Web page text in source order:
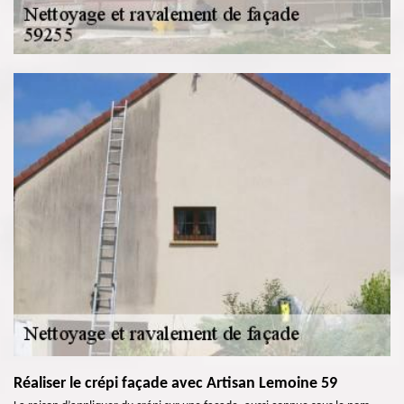
Réaliser le crépi façade avec Artisan Lemoine 59